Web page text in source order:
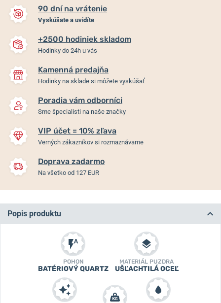
90 dní na vrátenie
Vyskúšate a uvidíte
+2500 hodiniek skladom
Hodinky do 24h u vás
Kamenná predajňa
Hodinky na sklade si môžete vyskúšať
Poradia vám odborníci
Sme špecialisti na naše značky
VIP účet = 10% zľava
Verných zákazníkov si rozmaznávame
Doprava zadarmo
Na všetko od 127 EUR
Popis produktu
POHON
BATÉRIOVÝ QUARTZ
MATERIÁL PUZDRA
UŠĽACHTILÁ OCEĽ